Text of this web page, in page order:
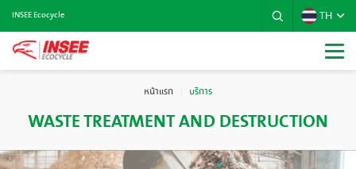
INSEE Ecocycle TH
หน้าแรก บริการ
WASTE TREATMENT AND DESTRUCTION